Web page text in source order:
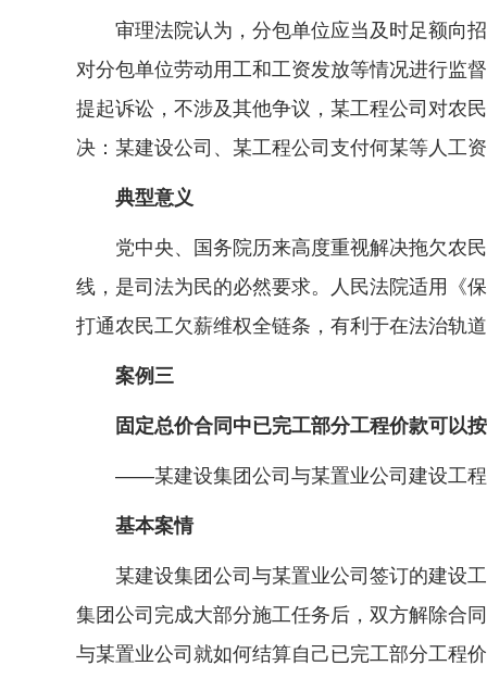
审理法院认为，分包单位应当及时足额向招
对分包单位劳动用工和工资发放等情况进行监
提起诉讼，不涉及其他争议，某工程公司对农
决：某建设公司、某工程公司支付何某等人工
典型意义
党中央、国务院历来高度重视解决拖欠农民
线，是司法为民的必然要求。人民法院适用《
打通农民工欠薪维权全链条，有利于在法治轨
案例三
固定总价合同中已完工部分工程价款可以按
——某建设集团公司与某置业公司建设工程
基本案情
某建设集团公司与某置业公司签订的建设工
集团公司完成大部分施工任务后，双方解除合
与某置业公司就如何结算自己已完工部分工程